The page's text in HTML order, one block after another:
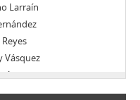
Larraín
Vásquez
la Plata Yrarrázaval